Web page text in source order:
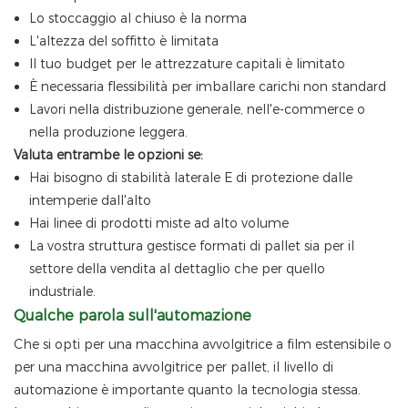
Lo stoccaggio al chiuso è la norma
L'altezza del soffitto è limitata
Il tuo budget per le attrezzature capitali è limitato
È necessaria flessibilità per imballare carichi non standard
Lavori nella distribuzione generale, nell'e-commerce o
nella produzione leggera.
Valuta entrambe le opzioni se:
Hai bisogno di stabilità laterale E di protezione dalle
intemperie dall'alto
Hai linee di prodotti miste ad alto volume
La vostra struttura gestisce formati di pallet sia per il
settore della vendita al dettaglio che per quello
industriale.
Qualche parola sull'automazione
Che si opti per una macchina avvolgitrice a film estensibile o
per una macchina avvolgitrice per pallet, il livello di
automazione è importante quanto la tecnologia stessa.